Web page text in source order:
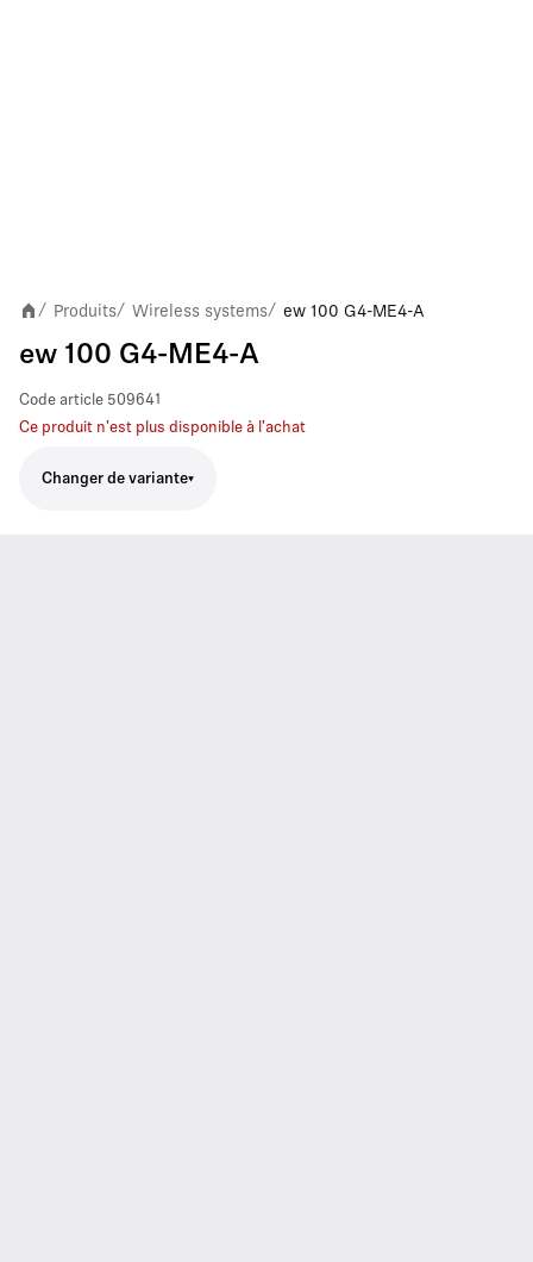
/ Produits/ Wireless systems/ ew 100 G4-ME4-A
ew 100 G4-ME4-A
Code article 509641
Ce produit n'est plus disponible à l'achat
Changer de variante